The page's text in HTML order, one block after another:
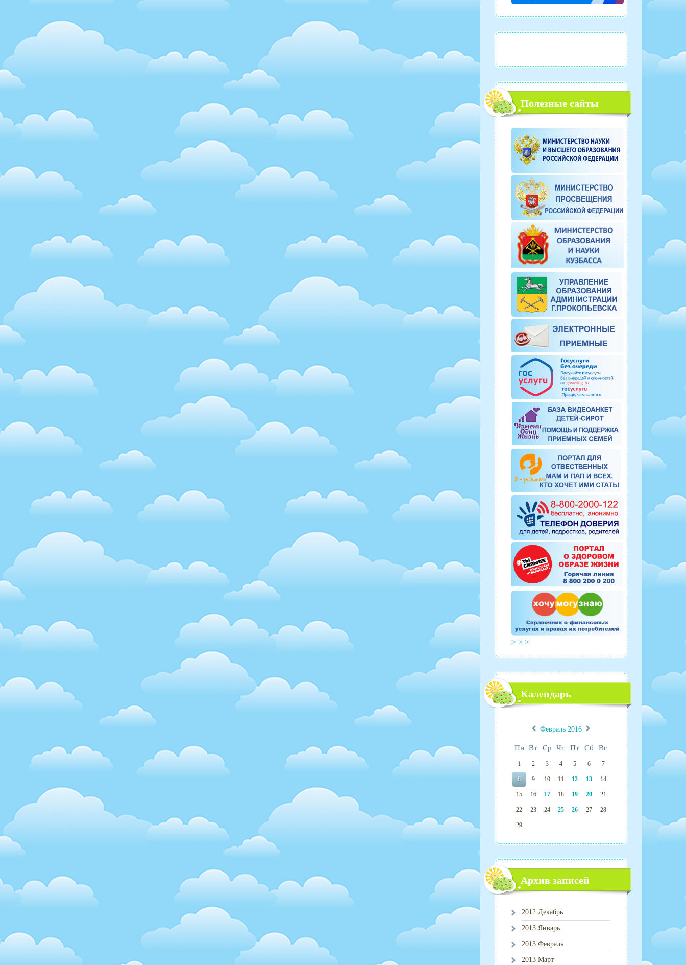
Полезные сайты
> > >
Календарь
Февраль 2016
Пн Вт Ср Чт Пт Сб Вс
1 2 3 4 5 6 7
8 9 10 11 12 13 14
15 16 17 18 19 20 21
22 23 24 25 26 27 28
29
Архив записей
2012 Декабрь
2013 Январь
2013 Февраль
2013 Март